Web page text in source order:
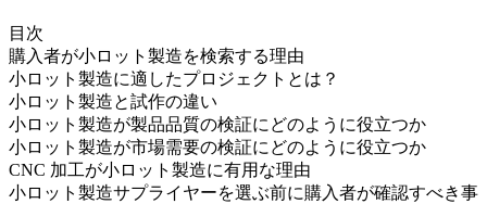
目次
購入者が小ロット製造を検索する理由
小ロット製造に適したプロジェクトとは？
小ロット製造と試作の違い
小ロット製造が製品品質の検証にどのように役立つか
小ロット製造が市場需要の検証にどのように役立つか
CNC 加工が小ロット製造に有用な理由
小ロット製造サプライヤーを選ぶ前に購入者が確認すべき事